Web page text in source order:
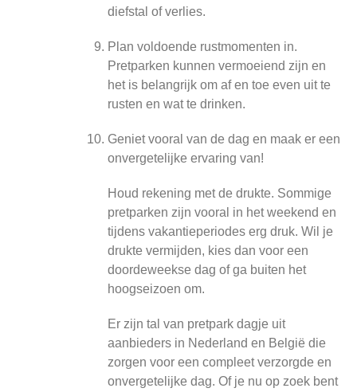
diefstal of verlies.
Plan voldoende rustmomenten in.
Pretparken kunnen vermoeiend zijn en
het is belangrijk om af en toe even uit te
rusten en wat te drinken.
Geniet vooral van de dag en maak er een
onvergetelijke ervaring van!
Houd rekening met de drukte. Sommige
pretparken zijn vooral in het weekend en
tijdens vakantieperiodes erg druk. Wil je
drukte vermijden, kies dan voor een
doordeweekse dag of ga buiten het
hoogseizoen om.
Er zijn tal van pretpark dagje uit
aanbieders in Nederland en België die
zorgen voor een compleet verzorgde en
onvergetelijke dag. Of je nu op zoek bent